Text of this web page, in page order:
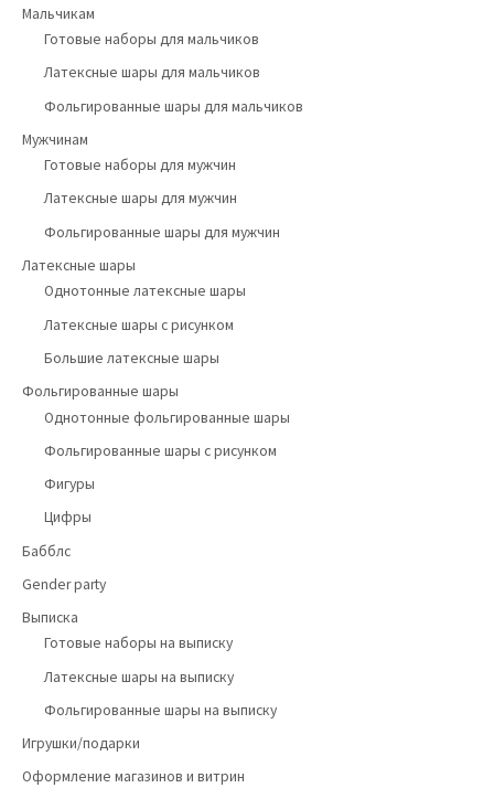
Мальчикам
Готовые наборы для мальчиков
Латексные шары для мальчиков
Фольгированные шары для мальчиков
Мужчинам
Готовые наборы для мужчин
Латексные шары для мужчин
Фольгированные шары для мужчин
Латексные шары
Однотонные латексные шары
Латексные шары с рисунком
Большие латексные шары
Фольгированные шары
Однотонные фольгированные шары
Фольгированные шары с рисунком
Фигуры
Цифры
Бабблс
Gender party
Выписка
Готовые наборы на выписку
Латексные шары на выписку
Фольгированные шары на выписку
Игрушки/подарки
Оформление магазинов и витрин